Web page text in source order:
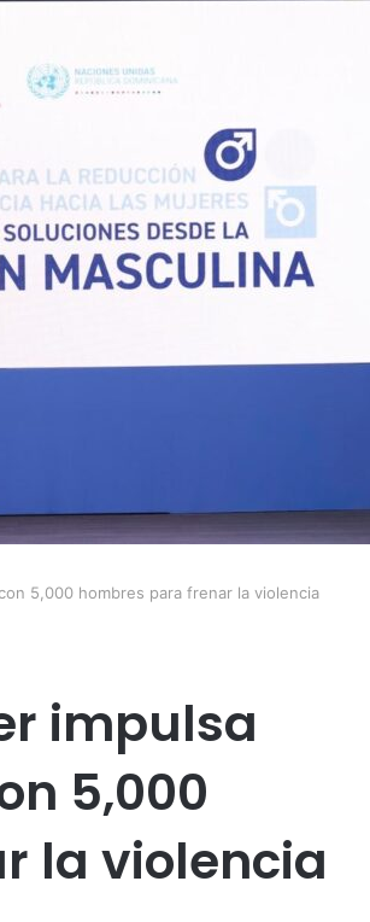
5,000 hombres para frenar la violencia
impulsa
5,000
la violencia